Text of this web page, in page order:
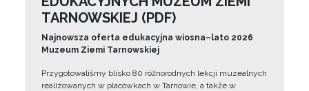
TARNOWSKIEJ (PDF)
Najnowsza oferta edukacyjna wiosna–lato 2026
Muzeum Ziemi Tarnowskiej
Przygotowaliśmy blisko 80 różnorodnych lekcji muzealnych
realizowanych w placówkach w Tarnowie, a także w